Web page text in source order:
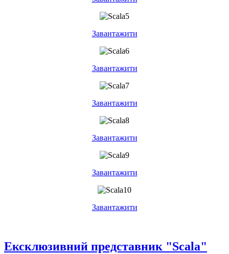
Завантажити
Завантажити
Завантажити
Завантажити
Завантажити
Завантажити
Ексклюзивний представник "Scala"